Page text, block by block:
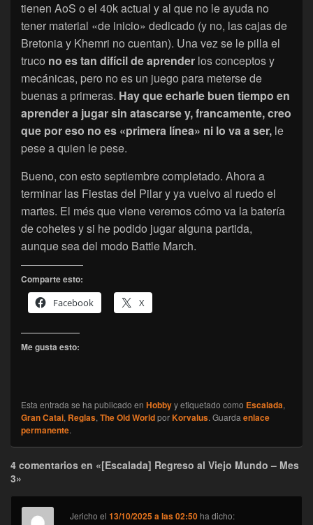
tienen AoS o el 40k actual y al que no le ayuda no
tener material «de inicio» dedicado (y no, las cajas de
Bretonia y Khemri no cuentan). Una vez se le pilla el
truco no es tan difícil de aprender los conceptos y
mecánicas, pero no es un juego para meterse de
buenas a primeras. Hay que echarle buen tiempo en
aprender a jugar sin atascarse y, francamente, creo
que por eso no es «primera línea» ni lo va a ser, le
pese a quien le pese.
Bueno, con esto septiembre completado. Ahora a
terminar las Fiestas del Pilar y ya vuelvo al ruedo el
martes. El més que viene veremos cómo va la batería
de cohetes y si he podido jugar alguna partida,
aunque sea del modo Battle March.
Comparte esto:
Facebook
X
Me gusta esto:
Esta entrada se ha publicado en Hobbyy etiquetado como Escalada,
Gran Catai, Reglas, The Old WorldporKorvalus. Guarda enlace
permanente.
4 comentarios en «[Escalada] Regreso al Viejo Mundo – Mes
3»
Jericho el13/10/2025 a las 02:50 ha dicho: